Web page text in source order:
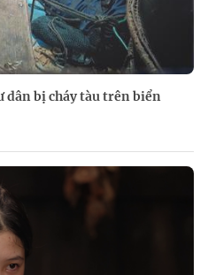
dân bị cháy tàu trên biển